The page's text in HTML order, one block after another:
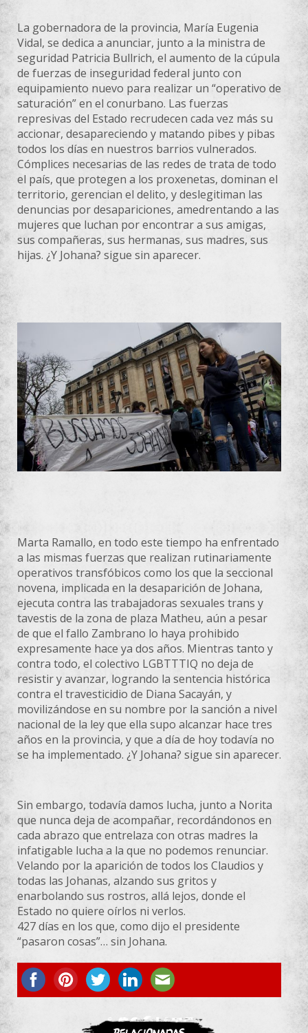
La gobernadora de la provincia, María Eugenia
Vidal, se dedica a anunciar, junto a la ministra de
seguridad Patricia Bullrich, el aumento de la cúpula
de fuerzas de inseguridad federal junto con
equipamiento nuevo para realizar un “operativo de
saturación” en el conurbano. Las fuerzas
represivas del Estado recrudecen cada vez más su
accionar, desapareciendo y matando pibes y pibas
todos los días en nuestros barrios vulnerados.
Cómplices necesarias de las redes de trata de todo
el país, que protegen a los proxenetas, dominan el
territorio, gerencian el delito, y deslegitiman las
denuncias por desapariciones, amedrentando a las
mujeres que luchan por encontrar a sus amigas,
sus compañeras, sus hermanas, sus madres, sus
hijas. ¿Y Johana? sigue sin aparecer.
Marta Ramallo, en todo este tiempo ha enfrentado
a las mismas fuerzas que realizan rutinariamente
operativos transfóbicos como los que la seccional
novena, implicada en la desaparición de Johana,
ejecuta contra las trabajadoras sexuales trans y
tavestis de la zona de plaza Matheu, aún a pesar
de que el fallo Zambrano lo haya prohibido
expresamente hace ya dos años. Mientras tanto y
contra todo, el colectivo LGBTTTIQ no deja de
resistir y avanzar, logrando la sentencia histórica
contra el travesticidio de Diana Sacayán, y
movilizándose en su nombre por la sanción a nivel
nacional de la ley que ella supo alcanzar hace tres
años en la provincia, y que a día de hoy todavía no
se ha implementado. ¿Y Johana? sigue sin aparecer.
Sin embargo, todavía damos lucha, junto a Norita
que nunca deja de acompañar, recordándonos en
cada abrazo que entrelaza con otras madres la
infatigable lucha a la que no podemos renunciar.
Velando por la aparición de todos los Claudios y
todas las Johanas, alzando sus gritos y
enarbolando sus rostros, allá lejos, donde el
Estado no quiere oírlos ni verlos.
427 días en los que, como dijo el presidente
“pasaron cosas”… sin Johana.
ASOCIATE